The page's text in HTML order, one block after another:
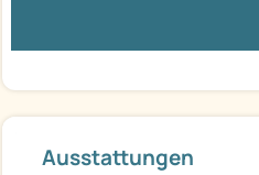
Ausstattungen